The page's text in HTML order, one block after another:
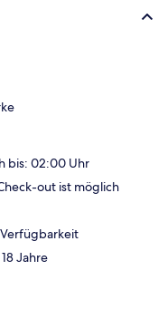
bis: 02:00 Uhr
out ist möglich
Jahre